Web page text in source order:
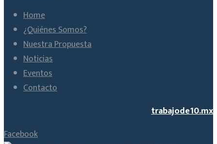
Home
¿Quiénes Somos?
Nuestra Propuesta
Noticias
Eventos
Contacto
trabajode10.mx
Facebook